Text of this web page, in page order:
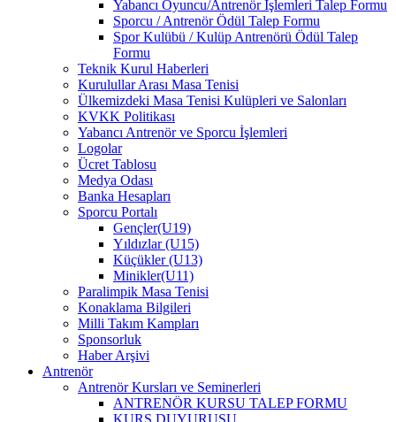
Yabancı Oyuncu/Antrenör İşlemleri Talep Formu
Sporcu / Antrenör Ödül Talep Formu
Spor Kulübü / Kulüp Antrenörü Ödül Talep
Formu
Teknik Kurul Haberleri
Kurulullar Arası Masa Tenisi
Ülkemizdeki Masa Tenisi Kulüpleri ve Salonları
KVKK Politikası
Yabancı Antrenör ve Sporcu İşlemleri
Logolar
Ücret Tablosu
Medya Odası
Banka Hesapları
Sporcu Portalı
Gençler(U19)
Yıldızlar (U15)
Küçükler (U13)
Minikler(U11)
Paralimpik Masa Tenisi
Konaklama Bilgileri
Milli Takım Kampları
Sponsorluk
Haber Arşivi
Antrenör
Antrenör Kursları ve Seminerleri
ANTRENÖR KURSU TALEP FORMU
KURS DUYURUSU